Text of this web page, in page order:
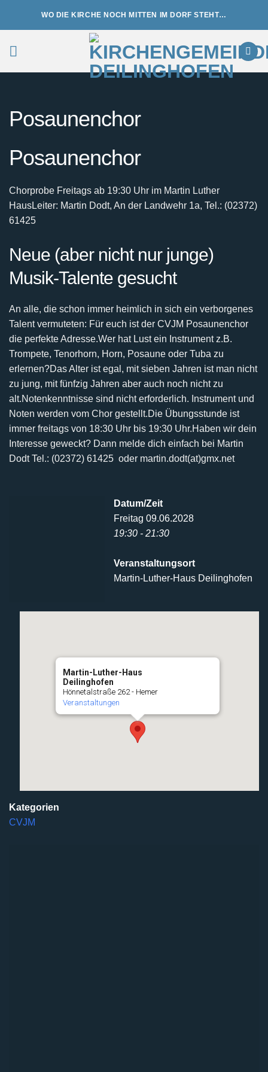
WO DIE KIRCHE NOCH MITTEN IM DORF STEHT…
Posaunenchor
Posaunenchor
Chorprobe Freitags ab 19:30 Uhr im Martin Luther
HausLeiter: Martin Dodt, An der Landwehr 1a, Tel.: (02372)
61425
Neue (aber nicht nur junge)
Musik-Talente gesucht
An alle, die schon immer heimlich in sich ein verborgenes
Talent vermuteten: Für euch ist der CVJM Posaunenchor
die perfekte Adresse.Wer hat Lust ein Instrument z.B.
Trompete, Tenorhorn, Horn, Posaune oder Tuba zu
erlernen?Das Alter ist egal, mit sieben Jahren ist man nicht
zu jung, mit fünfzig Jahren aber auch noch nichtzu
alt.Notenkenntnisse sind nicht erforderlich. Instrument und
Noten werden vom Chor gestellt.Die Übungsstunde ist
immer freitags von 18:30 Uhr bis 19:30 Uhr.Haben wir dein
Interesse geweckt? Dann melde dich einfach bei Martin
Dodt Tel.: (02372) 61425 oder martin.dodt(at)gmx.net
Martin-Luther-Haus
Deilinghofen
Hönnetalstraße 262 - Hemer
Veranstaltungen
Datum/Zeit
Freitag 09.06.2028
19:30 - 21:30
Veranstaltungsort
Martin-Luther-Haus Deilinghofen
Kategorien
CVJM